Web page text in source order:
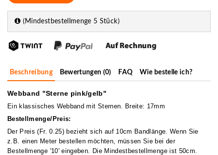
(Mindestbestellmenge 5 Stück)
Beschreibung Bewertungen (0) FAQ Wie bestelle ich?
Webband "Sterne pink/gelb"
Ein klassisches Webband mit Sternen. Breite: 17mm
Bestellmenge/Preis:
Der Preis (Fr. 0.25) bezieht sich auf 10cm Bandlänge. Wenn Sie
z.B. einen Meter bestellen möchten, müssen Sie bei der
Bestellmenge '10' eingeben. Die Mindestbestellmenge ist 50cm.